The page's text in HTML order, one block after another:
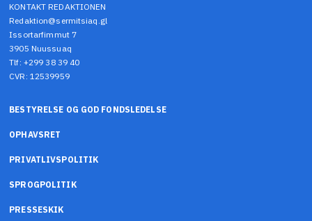
KONTAKT REDAKTIONEN
Redaktion@sermitsiaq.gl
Issortarfimmut 7
3905 Nuussuaq
Tlf: +299 38 39 40
CVR: 12539959
BESTYRELSE OG GOD FONDSLEDELSE
OPHAVSRET
PRIVATLIVSPOLITIK
SPROGPOLITIK
PRESSESKIK